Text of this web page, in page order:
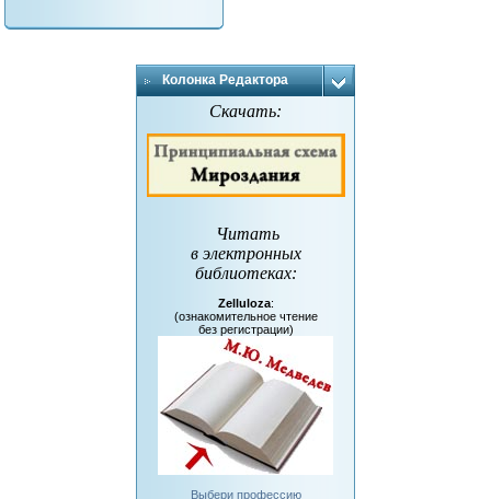
Колонка Редактора
Скачать:
Читать
в электронных
библиотеках:
Zelluloza:
(ознакомительное чтение
без регистрации)
Выбери профессию